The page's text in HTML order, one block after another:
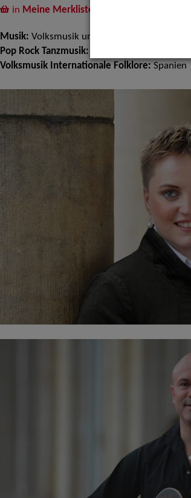
in Meine Merkliste
Musik: Volksmusik und Intern. Folklore
Pop Rock Tanzmusik:
Volksmusik Internationale Folklore: Spanien